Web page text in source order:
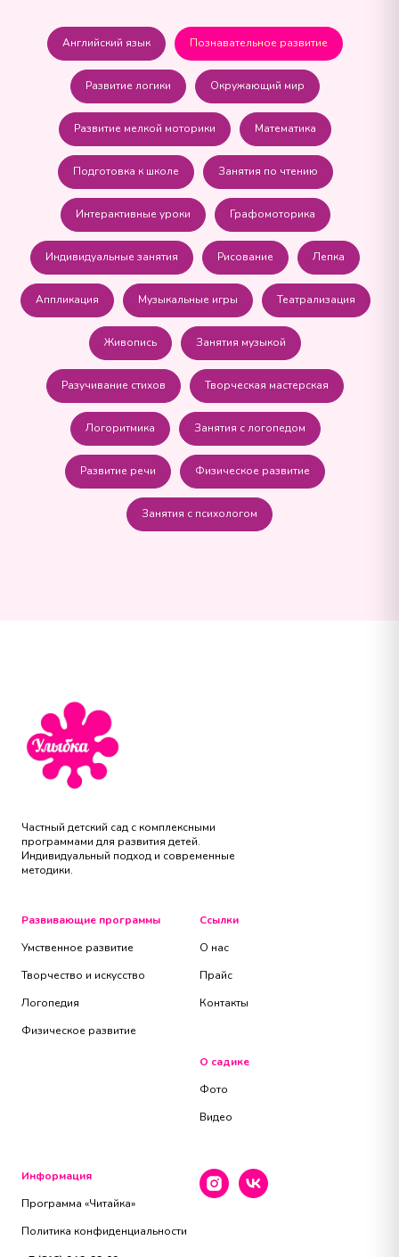
Английский язык Познавательное развитие
Развитие логики Окружающий мир
Развитие мелкой моторики Математика
Подготовка к школе Занятия по чтению
Интерактивные уроки Графомоторика
Индивидуальные занятия Рисование Лепка
Аппликация Музыкальные игры Театрализация
Живопись Занятия музыкой
Разучивание стихов Творческая мастерская
Логоритмика Занятия с логопедом
Развитие речи Физическое развитие
Занятия с психологом
Частный детский сад с комплексными
программами для развития детей.
Индивидуальный подход и современные
методики.
Развивающие программы
Умственное развитие
Творчество и искусство
Логопедия
Физическое развитие
Ссылки
О нас
Прайс
Контакты
О садике
Фото
Видео
Информация
Программа «Читайка»
Политика конфиденциальности